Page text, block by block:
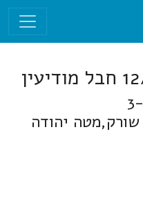
דרך מס' 6 בין דרכים 1 ו-3
יהודה